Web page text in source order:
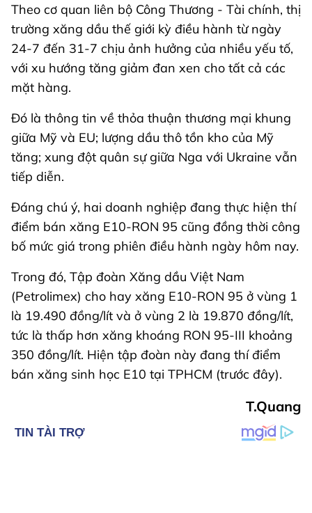
Theo cơ quan liên bộ Công Thương - Tài chính, thị
trường xăng dầu thế giới kỳ điều hành từ ngày
24-7 đến 31-7 chịu ảnh hưởng của nhiều yếu tố,
với xu hướng tăng giảm đan xen cho tất cả các
mặt hàng.
Đó là thông tin về thỏa thuận thương mại khung
giữa Mỹ và EU; lượng dầu thô tồn kho của Mỹ
tăng; xung đột quân sự giữa Nga với Ukraine vẫn
tiếp diễn.
Đáng chú ý, hai doanh nghiệp đang thực hiện thí
điểm bán xăng E10-RON 95 cũng đồng thời công
bố mức giá trong phiên điều hành ngày hôm nay.
Trong đó, Tập đoàn Xăng dầu Việt Nam
(Petrolimex) cho hay xăng E10-RON 95 ở vùng 1
là 19.490 đồng/lít và ở vùng 2 là 19.870 đồng/lít,
tức là thấp hơn xăng khoáng RON 95-III khoảng
350 đồng/lít. Hiện tập đoàn này đang thí điểm
bán xăng sinh học E10 tại TPHCM (trước đây).
T.Quang